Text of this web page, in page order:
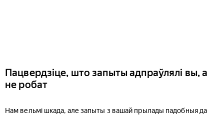
Пацвердзіце, што запыты адпраўлялі вы, а
не робат
Нам вельмі шкада, але запыты з вашай прылады падобныя да